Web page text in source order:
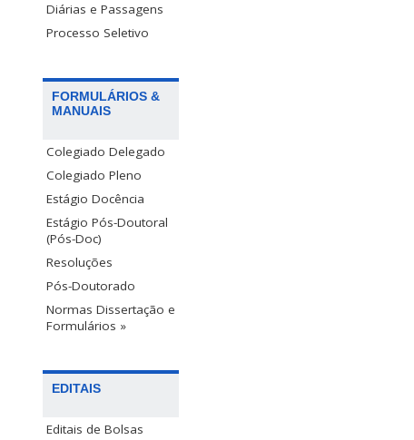
Diárias e Passagens
Processo Seletivo
FORMULÁRIOS &
MANUAIS
Colegiado Delegado
Colegiado Pleno
Estágio Docência
Estágio Pós-Doutoral
(Pós-Doc)
Resoluções
Pós-Doutorado
Normas Dissertação e
Formulários »
EDITAIS
Editais de Bolsas